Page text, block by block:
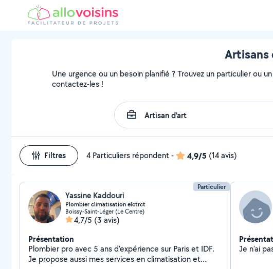
Artisans
Une urgence ou un besoin planifié ? Trouvez un particulier ou
contactez-les !
Filtres 4 Particuliers répondent- 4,9/5 (14 avis)
Particulier
Yassine Kaddouri
Plombier climatisation elctrct
Boissy-Saint-Léger (Le Centre)
4,7/5 (3 avis)
Présentation
Plombier pro avec 5 ans d'expérience sur Paris et IDF.
Je propose aussi mes services en climatisation et